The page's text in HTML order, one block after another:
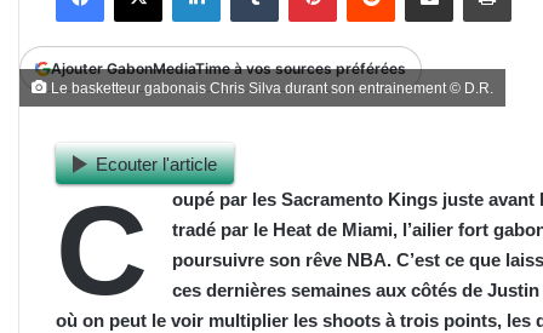
Ajouter GabonMediaTime à vos sources préférées
Le basketteur gabonais Chris Silva durant son entrainement © D.R.
Ecouter l'article
C
oupé par les Sacramento Kings juste
tradé par le Heat de Miami, l’ailier fort g
poursuivre son rêve NBA. C’est ce que laiss
ces dernières semaines aux côtés de
où on peut le voir multiplier les shoots à trois points, les